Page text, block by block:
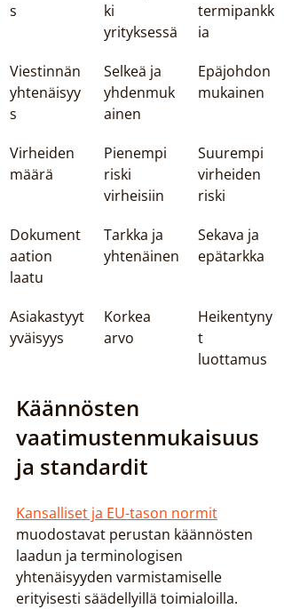
s
ki
yrityksessä
termipankk
ia
Viestinnän
yhtenäisyy
s
Selkeä ja
yhdenmuk
ainen
Epäjohdon
mukainen
Virheiden
määrä
Pienempi
riski
virheisiin
Suurempi
virheiden
riski
Dokument
aation
laatu
Tarkka ja
yhtenäinen
Sekava ja
epätarkka
Asiakastyyt
yväisyys
Korkea
arvo
Heikentyny
t
luottamus
Käännösten
vaatimustenmukaisuus
ja standardit
Kansalliset ja EU-tason normit
muodostavat perustan käännösten
laadun ja terminologisen
yhtenäisyyden varmistamiselle
erityisesti säädellyillä toimialoilla.